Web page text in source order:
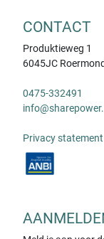
CONTACT
Produktieweg 1
6045JC Roermond
0475-332491
Privacy statement